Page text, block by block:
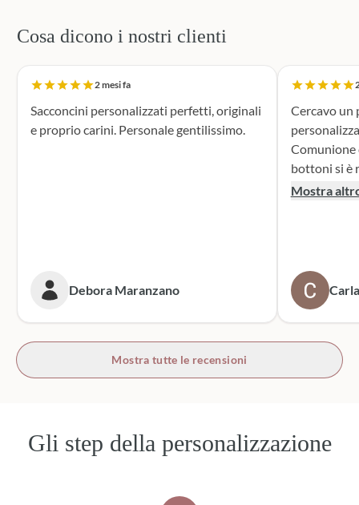
Cosa dicono i nostri clienti
2 mesi fa
Sacconcini personalizzati perfetti, originali
e proprio carini. Personale gentilissimo.
Debora Maranzano
Cercavo
Comunione di
bottoni si è
supporto
prossime
bottoni!
Mostra
Mostra tutte le recensioni
Gli step della personalizzazione